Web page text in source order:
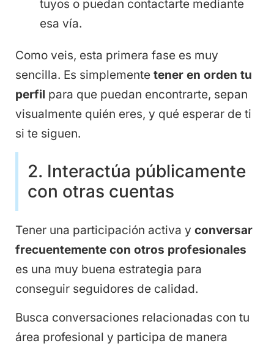
tuyos o puedan contactarte mediante
esa vía.
Como veis, esta primera fase es muy
sencilla. Es simplemente tener en orden tu
perfil para que puedan encontrarte, sepan
visualmente quién eres, y qué esperar de ti
si te siguen.
2. Interactúa públicamente
con otras cuentas
Tener una participación activa y conversar
frecuentemente con otros profesionales
es una muy buena estrategia para
conseguir seguidores de calidad.
Busca conversaciones relacionadas con tu
área profesional y participa de manera